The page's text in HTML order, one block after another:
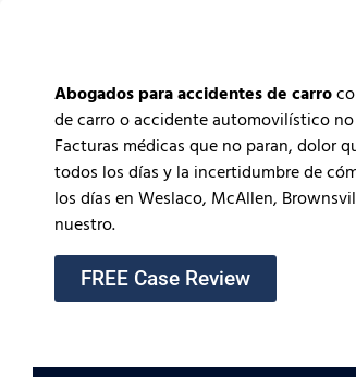
Abogados para accidentes de carro
de carro o accidente automovilístico
Facturas médicas que no paran, dolor
todos los días y la incertidumbre de
los días en Weslaco, McAllen,
nuestro.
FREE Case Review